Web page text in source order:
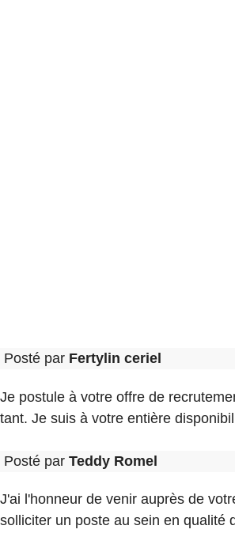
Posté par Fertylin ceriel
Je postule à votre offre de
tant. Je suis à votre entière
Posté par Teddy Romel
J'ai l'honneur de venir auprès de
solliciter un poste au sein en qualité